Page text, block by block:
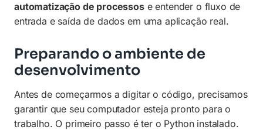
automatização de processose entender o fluxo de
entrada e saída de dados em uma aplicação real.
Preparando o ambiente de
desenvolvimento
Antes de começarmos a digitar o código, precisamos
garantir que seu computador esteja pronto para o
trabalho. O primeiro passo é ter o Python instalado.